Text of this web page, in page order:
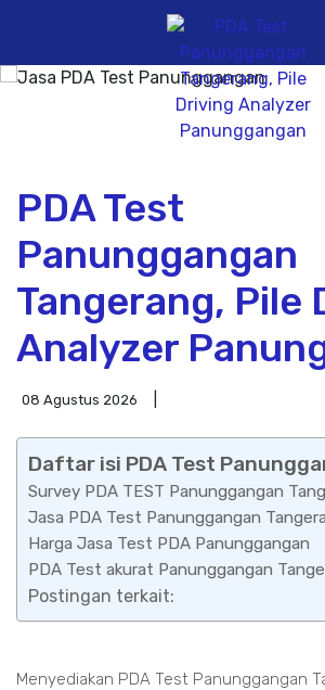
PDA Test
Panunggangan
Tangerang, Pile
Analyzer
08 Agustus 2026
Daftar isi PDA Test
Survey PDA TEST Panunggangan
Jasa PDA Test Panunggangan
Harga Jasa Test PDA Panunggangan
PDA Test akurat Panunggangan
Postingan terkait:
Menyediakan PDA Test Panunggangan